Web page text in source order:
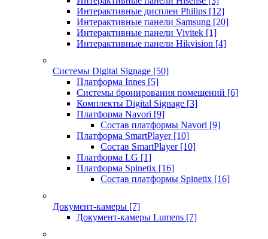
Интерактивные дисплеи Philips [12]
Интерактивные панели Samsung [20]
Интерактивные панели Vivitek [1]
Интерактивные панели Hikvision [4]
Системы Digital Signage [50]
Платформа Innes [5]
Системы бронирования помещений [6]
Комплекты Digital Signage [3]
Платформа Navori [9]
Состав платформы Navori [9]
Платформа SmartPlayer [10]
Состав SmartPlayer [10]
Платформа LG [1]
Платформа Spinetix [16]
Состав платформы Spinetix [16]
Документ-камеры [7]
Документ-камеры Lumens [7]